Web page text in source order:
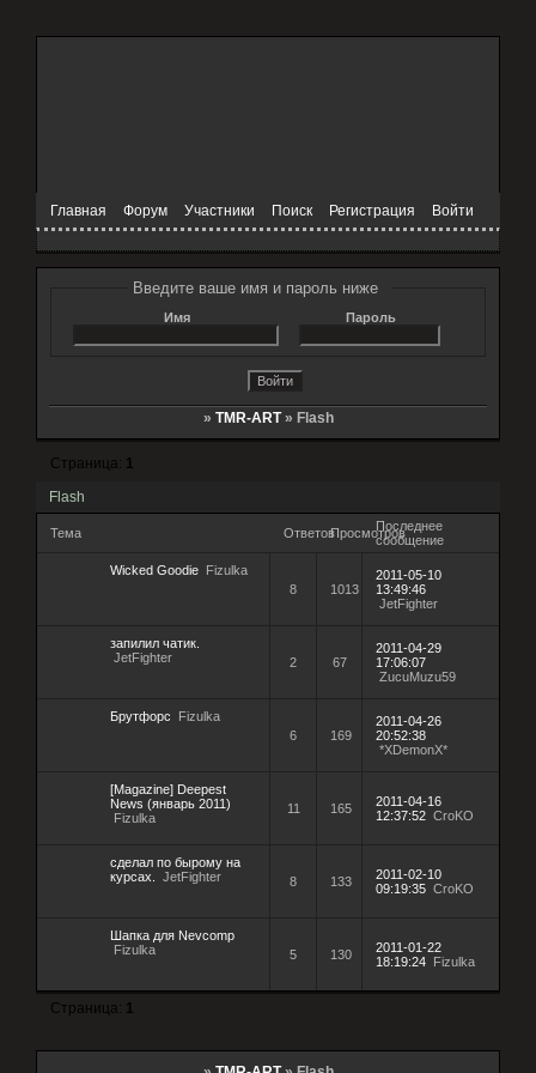
Главная Форум Участники Поиск Регистрация Войти
Введите ваше имя и пароль ниже
Имя Пароль
» TMR-ART » Flash
Flash
Страница: 1
Тема ОтветовПросмотровПоследнее
сообщение
Wicked Goodie Fizulka
8
1013
2011-05-10
13:49:46
JetFighter
запилил чатик.
JetFighter
2 67
2011-04-29
17:06:07
ZucuMuzu59
Брутфорс
Fizulka
6
169
2011-04-26
20:52:38
*XDemonX*
[Magazine] Deepest
News (январь 2011)
Fizulka
11 165
2011-04-16
12:37:52 CroKO
сделал по бырому на
курсах.
JetFighter 8 133
2011-02-10
09:19:35 CroKO
Шапка для Nevcomp
Fizulka
5 130
2011-01-22
18:19:24 Fizulka
Страница: 1